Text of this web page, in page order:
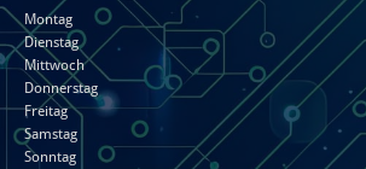
Montag
Dienstag
Mittwoch
Donnerstag
Freitag
Samstag
Sonntag